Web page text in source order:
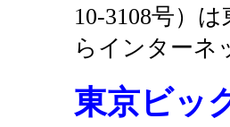
10-3108号）
らインターネ
東京ビッ